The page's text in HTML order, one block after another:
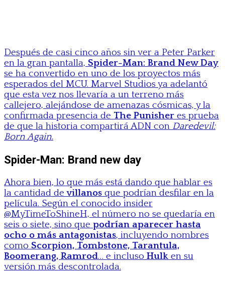
Después de casi cinco años sin ver a Peter Parker
en la gran pantalla, Spider-Man: Brand New Day
se ha convertido en uno de los proyectos más
esperados del MCU. Marvel Studios ya adelantó
que esta vez nos llevaría a un terreno más
callejero, alejándose de amenazas cósmicas, y la
confirmada presencia de The Punisher es prueba
de que la historia compartirá ADN con Daredevil:
Born Again.
Spider-Man: Brand new day
Ahora bien, lo que más está dando que hablar es
la cantidad devillanos que podrían desfilar en la
película. Según el conocido insider
@MyTimeToShineH, el número no se quedaría en
seis o siete, sino que podrían aparecer hasta
ocho o más antagonistas, incluyendo nombres
como Scorpion, Tombstone, Tarantula,
Boomerang, Ramrod… e incluso Hulk en su
versión más descontrolada.